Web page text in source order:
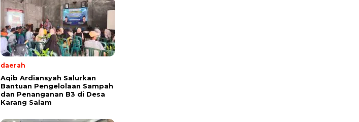
daerah
Aqib Ardiansyah Salurkan
Bantuan Pengelolaan Sampah
dan Penanganan B3 di Desa
Karang Salam